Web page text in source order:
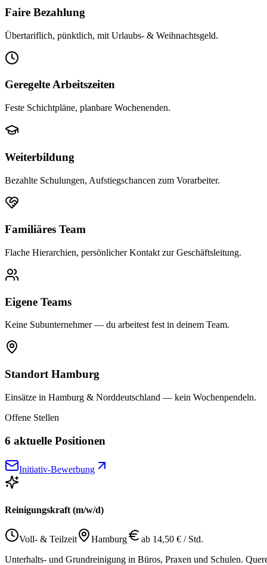
Faire Bezahlung
Übertariflich, pünktlich, mit Urlaubs- & Weihnachtsgeld.
Geregelte Arbeitszeiten
Feste Schichtpläne, planbare Wochenenden.
Weiterbildung
Bezahlte Schulungen, Aufstiegschancen zum Vorarbeiter.
Familiäres Team
Flache Hierarchien, persönlicher Kontakt zur Geschäftsleitung.
Eigene Teams
Keine Subunternehmer — du arbeitest fest in deinem Team.
Standort Hamburg
Einsätze in Hamburg & Norddeutschland — kein Wochenpendeln.
Offene Stellen
6 aktuelle Positionen
Initiativ-Bewerbung
Reinigungskraft (m/w/d)
Voll- & Teilzeit Hamburg
ab 14,50 € / Std.
Unterhalts- und Grundreinigung in Büros, Praxen und Schulen.